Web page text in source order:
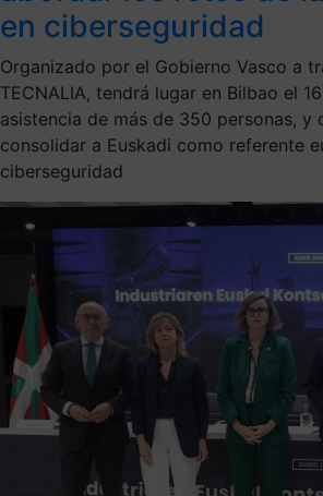
en ciberseguridad
Organizado por el Gobierno Vasco a
TECNALIA, tendrá lugar en Bilbao el
asistencia de más de 350 personas, y
consolidar a Euskadi como referente
ciberseguridad